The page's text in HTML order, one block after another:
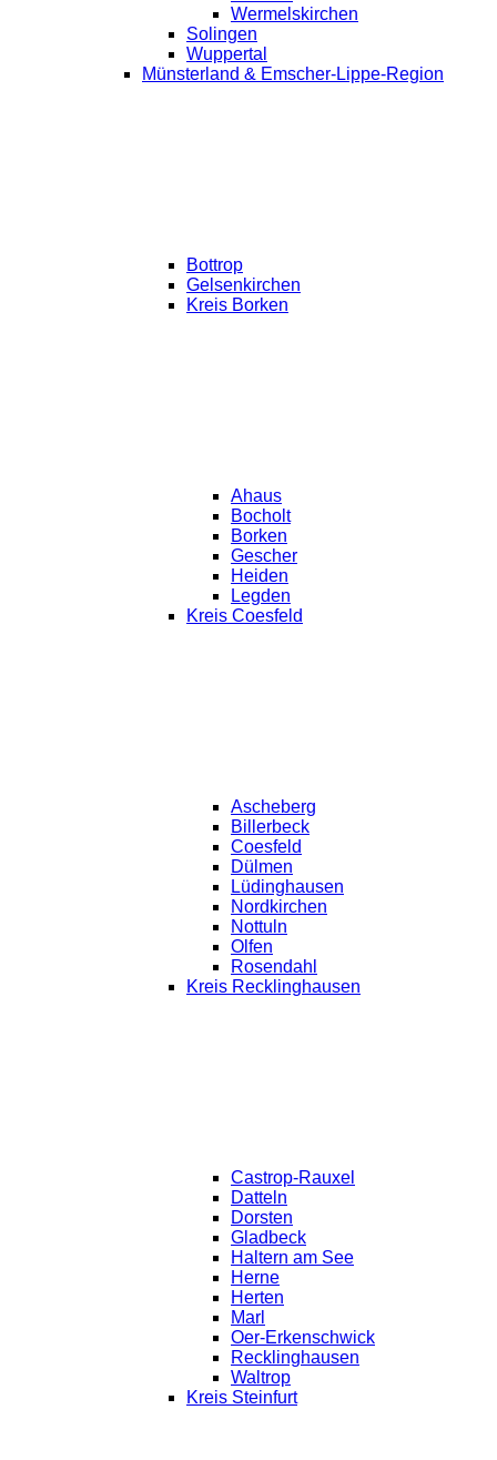
Wermelskirchen
Solingen
Wuppertal
Münsterland & Emscher-Lippe-Region
Bottrop
Gelsenkirchen
Kreis Borken
Ahaus
Bocholt
Borken
Gescher
Heiden
Legden
Kreis Coesfeld
Ascheberg
Billerbeck
Coesfeld
Dülmen
Lüdinghausen
Nordkirchen
Nottuln
Olfen
Rosendahl
Kreis Recklinghausen
Castrop-Rauxel
Datteln
Dorsten
Gladbeck
Haltern am See
Herne
Herten
Marl
Oer-Erkenschwick
Recklinghausen
Waltrop
Kreis Steinfurt